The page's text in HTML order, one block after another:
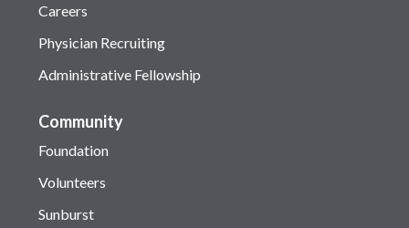
Careers
Physician Recruiting
Administrative Fellowship
Community
Foundation
Volunteers
Sunburst